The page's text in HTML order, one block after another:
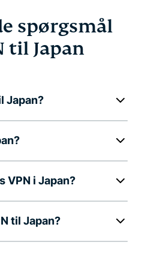
spørgsmål
til Japan
Japan?
VPN i Japan?
til Japan?